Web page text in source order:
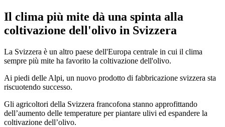
Il clima più mite dà una spinta alla
coltivazione dell'olivo in Svizzera
La Svizzera è un altro paese dell'Europa centrale in cui il clima
sempre più mite ha favorito la coltivazione dell'olivo.
Ai piedi delle Alpi, un nuovo prodotto di fabbricazione svizzera sta
riscuotendo successo.
Gli agricoltori della Svizzera francofona stanno approfittando
dell’aumento delle temperature per piantare ulivi ed espandere la
coltivazione dell’olivo.